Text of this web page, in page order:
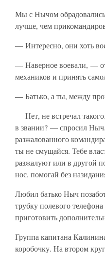
Мы с Нычом
лучше, чем
— Интересно, они хоть
— Наверное воевали, —
механиков и принять
— Батько, а ты, между
— Нет, не встречал
в звании? — спросил
разжалованного
ты не смущайся. Тебе
разжалуют или в другой
нос, помогай без
Любил батько Ныч
трубку полевого
приготовить
Группа капитана
коробочку. На втором